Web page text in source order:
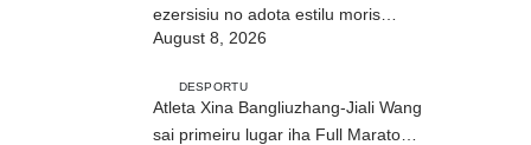
ezersisiu no adota estilu moris
saudável
August 8, 2026
DESPORTU
Atleta Xina Bangliuzhang-Jiali Wang
sai primeiru lugar iha Full Maratona